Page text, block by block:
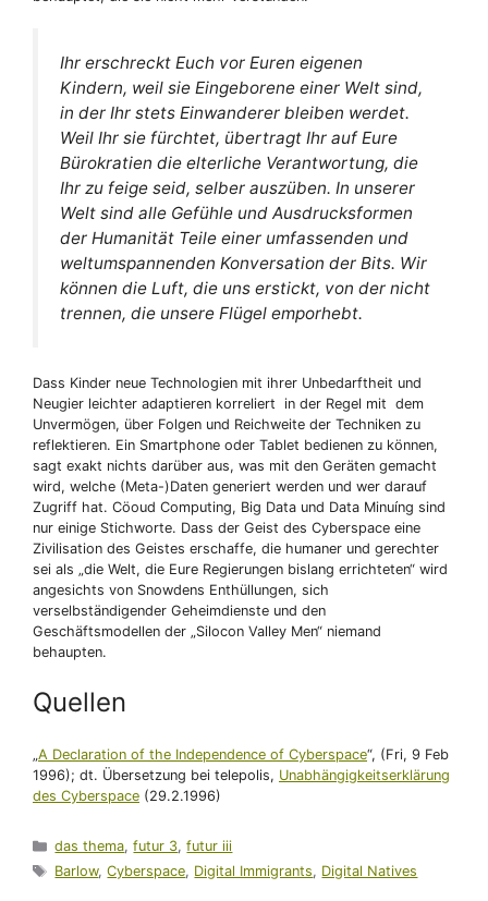
Ihr erschreckt Euch vor Euren eigenen
Kindern, weil sie Eingeborene einer Welt sind,
in der Ihr stets Einwanderer bleiben werdet.
Weil Ihr sie fürchtet, übertragt Ihr auf Eure
Bürokratien die elterliche Verantwortung, die
Ihr zu feige seid, selber auszüben. In unserer
Welt sind alle Gefühle und Ausdrucksformen
der Humanität Teile einer umfassenden und
weltumspannenden Konversation der Bits. Wir
können die Luft, die uns erstickt, von der nicht
trennen, die unsere Flügel emporhebt.
Dass Kinder neue Technologien mit ihrer Unbedarftheit und
Neugier leichter adaptieren korreliert in der Regel mit dem
Unvermögen, über Folgen und Reichweite der Techniken zu
reflektieren. Ein Smartphone oder Tablet bedienen zu können,
sagt exakt nichts darüber aus, was mit den Geräten gemacht
wird, welche (Meta-)Daten generiert werden und wer darauf
Zugriff hat. Cöoud Computing, Big Data und Data Minuíng sind
nur einige Stichworte. Dass der Geist des Cyberspace eine
Zivilisation des Geistes erschaffe, die humaner und gerechter
sei als „die Welt, die Eure Regierungen bislang errichteten“ wird
angesichts von Snowdens Enthüllungen, sich
verselbständigender Geheimdienste und den
Geschäftsmodellen der „Silocon Valley Men“ niemand
behaupten.
Quellen
„A Declaration of the Independence of Cyberspace“, (Fri, 9 Feb
1996); dt. Übersetzung bei telepolis, Unabhängigkeitserklärung
des Cyberspace (29.2.1996)
Kategorien
das thema,futur 3,futur iii
Schlagwörter
Barlow,Cyberspace, Digital Immigrants, Digital Natives